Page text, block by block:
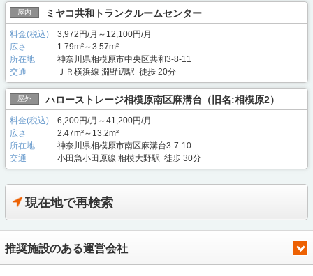
屋内 ミヤコ共和トランクルームセンター
料金(税込)
3,972円/月～12,100円/月
広さ
1.79m²～3.57m²
所在地
神奈川県相模原市中央区共和3-8-11
交通
ＪＲ横浜線 淵野辺駅 徒歩 20分
屋外 ハローストレージ相模原南区麻溝台（旧名:相模原2）
料金(税込)
6,200円/月～41,200円/月
広さ
2.47m²～13.2m²
所在地
神奈川県相模原市南区麻溝台3-7-10
交通
小田急小田原線 相模大野駅 徒歩 30分
現在地で再検索
推奨施設のある運営会社